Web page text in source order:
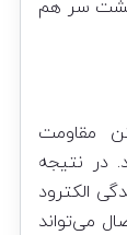
پشت سر هم
مقاومت
در نتیجه
الکترود
می‌تواند